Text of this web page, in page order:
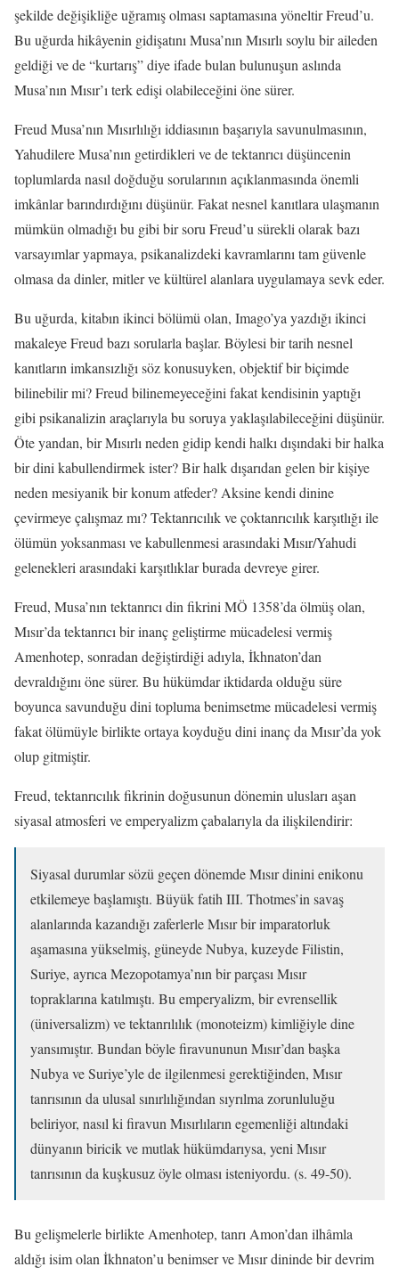
şekilde değişikliğe uğramış olması saptamasına yöneltir Freud’u.
Bu uğurda hikâyenin gidişatını Musa’nın Mısırlı soylu bir aileden
geldiği ve de “kurtarış” diye ifade bulan bulunuşun aslında
Musa’nın Mısır’ı terk edişi olabileceğini öne sürer.
Freud Musa’nın Mısırlılığı iddiasının başarıyla savunulmasının,
Yahudilere Musa’nın getirdikleri ve de tektanrıcı düşüncenin
toplumlarda nasıl doğduğu sorularının açıklanmasında önemli
imkânlar barındırdığını düşünür. Fakat nesnel kanıtlara ulaşmanın
mümkün olmadığı bu gibi bir soru Freud’u sürekli olarak bazı
varsayımlar yapmaya, psikanalizdeki kavramlarını tam güvenle
olmasa da dinler, mitler ve kültürel alanlara uygulamaya sevk eder.
Bu uğurda, kitabın ikinci bölümü olan, Imago’ya yazdığı ikinci
makaleye Freud bazı sorularla başlar. Böylesi bir tarih nesnel
kanıtların imkansızlığı söz konusuyken, objektif bir biçimde
bilinebilir mi? Freud bilinemeyeceğini fakat kendisinin yaptığı
gibi psikanalizin araçlarıyla bu soruya yaklaşılabileceğini düşünür.
Öte yandan, bir Mısırlı neden gidip kendi halkı dışındaki bir halka
bir dini kabullendirmek ister? Bir halk dışarıdan gelen bir kişiye
neden mesiyanik bir konum atfeder? Aksine kendi dinine
çevirmeye çalışmaz mı? Tektanrıcılık ve çoktanrıcılık karşıtlığı ile
ölümün yoksanması ve kabullenmesi arasındaki Mısır/Yahudi
gelenekleri arasındaki karşıtlıklar burada devreye girer.
Freud, Musa’nın tektanrıcı din fikrini MÖ 1358’da ölmüş olan,
Mısır’da tektanrıcı bir inanç geliştirme mücadelesi vermiş
Amenhotep, sonradan değiştirdiği adıyla, İkhnaton’dan
devraldığını öne sürer. Bu hükümdar iktidarda olduğu süre
boyunca savunduğu dini topluma benimsetme mücadelesi vermiş
fakat ölümüyle birlikte ortaya koyduğu dini inanç da Mısır’da yok
olup gitmiştir.
Freud, tektanrıcılık fikrinin doğusunun dönemin ulusları aşan
siyasal atmosferi ve emperyalizm çabalarıyla da ilişkilendirir:
Siyasal durumlar sözü geçen dönemde Mısır dinini enikonu
etkilemeye başlamıştı. Büyük fatih III. Thotmes’in savaş
alanlarında kazandığı zaferlerle Mısır bir imparatorluk
aşamasına yükselmiş, güneyde Nubya, kuzeyde Filistin,
Suriye, ayrıca Mezopotamya’nın bir parçası Mısır
topraklarına katılmıştı. Bu emperyalizm, bir evrensellik
(üniversalizm) ve tektanrılılık (monoteizm) kimliğiyle dine
yansımıştır. Bundan böyle firavununun Mısır’dan başka
Nubya ve Suriye’yle de ilgilenmesi gerektiğinden, Mısır
tanrısının da ulusal sınırlılığından sıyrılma zorunluluğu
beliriyor, nasıl ki firavun Mısırlıların egemenliği altındaki
dünyanın biricik ve mutlak hükümdarıysa, yeni Mısır
tanrısının da kuşkusuz öyle olması isteniyordu. (s. 49-50).
Bu gelişmelerle birlikte Amenhotep, tanrı Amon’dan ilhâmla
aldığı isim olan İkhnaton’u benimser ve Mısır dininde bir devrim